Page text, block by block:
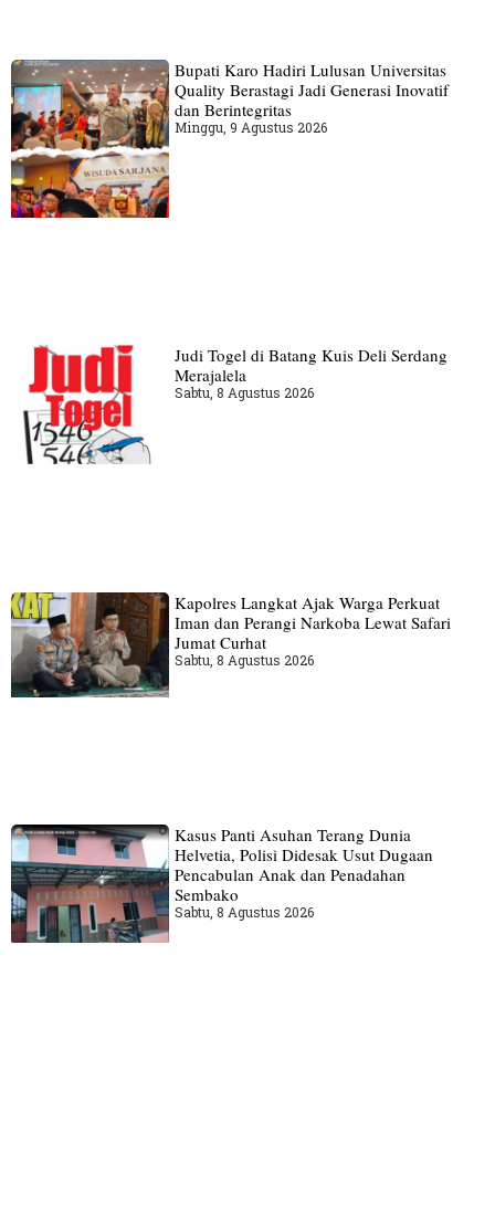
Bupati Karo Hadiri Lulusan Universitas
Quality Berastagi Jadi Generasi Inovatif
dan Berintegritas
Minggu, 9 Agustus 2026
Judi Togel di Batang Kuis Deli Serdang
Merajalela
Sabtu, 8 Agustus 2026
Kapolres Langkat Ajak Warga Perkuat
Iman dan Perangi Narkoba Lewat Safari
Jumat Curhat
Sabtu, 8 Agustus 2026
Kasus Panti Asuhan Terang Dunia
Helvetia, Polisi Didesak Usut Dugaan
Pencabulan Anak dan Penadahan
Sembako
Sabtu, 8 Agustus 2026